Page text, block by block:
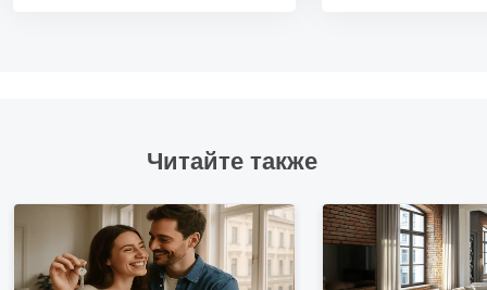
Читайте также